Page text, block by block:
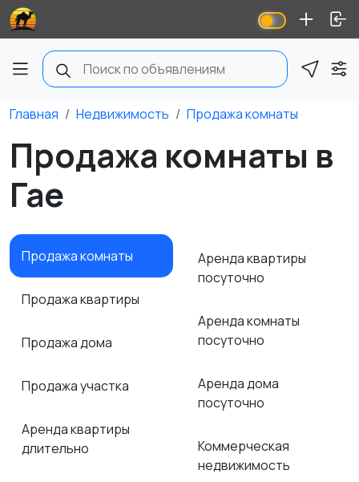
Главная Недвижимость Продажа комнаты
Продажа комнаты в
Гае
Продажа комнаты
Продажа квартиры
Продажа дома
Продажа участка
Аренда квартиры
длительно
Аренда квартиры
посуточно
Аренда комнаты
посуточно
Аренда дома
посуточно
Коммерческая
недвижимость